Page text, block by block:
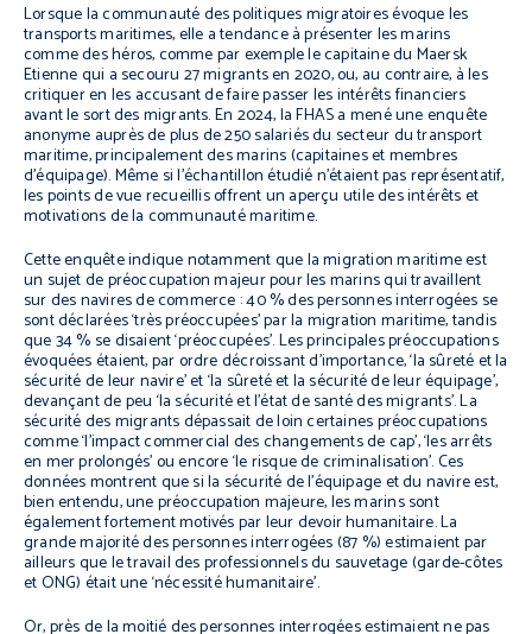
Lorsque la communauté des politiques migratoires évoque les
transports maritimes, elle a tendance à présenter les marins
comme des héros, comme par exemple le capitaine du Maersk
Etiennequi a secouru 27 migrants en 2020, ou, au contraire, à les
critiquer en les accusant de faire passer les intérêts financiers
avant le sort des migrants. En 2024, la FHAS a mené une enquête
anonyme auprès de plus de 250 salariés du secteur du transport
maritime, principalement des marins (capitaines et membres
d’équipage). Même si l’échantillon étudié n’étaient pas représentatif,
les points de vue recueillis offrent un aperçu utile des intérêts et
motivations de la communauté maritime.
Cette enquête indique notamment que la migration maritime est
un sujet de préoccupation majeur pour les marins qui travaillent
sur des navires de commerce : 40 % des personnes interrogées se
sont déclarées ‘très préoccupées’ par la migration maritime, tandis
que 34 % se disaient ‘préoccupées’. Les principales préoccupations
évoquées étaient, par ordre décroissant d’importance, ‘la sûreté et la
sécurité de leur navire’ et ‘la sûreté et la sécurité de leur équipage’,
devançant de peu ‘la sécurité et l’état de santé des migrants’. La
sécurité des migrants dépassait de loin certaines préoccupations
comme ‘l’impact commercial des changements de cap’, ‘les arrêts
en mer prolongés’ ou encore ‘le risque de criminalisation’. Ces
données montrent que si la sécurité de l’équipage et du navire est,
bien entendu, une préoccupation majeure, les marins sont
également fortement motivés par leur devoir humanitaire. La
grande majorité des personnes interrogées (87 %) estimaient par
ailleurs que le travail des professionnels du sauvetage (garde-côtes
et ONG) était une ‘nécessité humanitaire’.
Or, près de la moitié des personnes interrogées estimaient ne pas